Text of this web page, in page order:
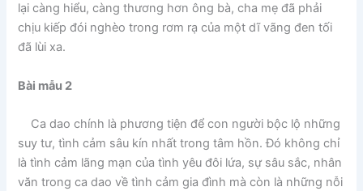
lại càng hiểu, càng thương hơn ông bà, cha mẹ đã phải
chịu kiếp đói nghèo trong rơm rạ của một dĩ vãng đen tối
đã lùi xa.
Bài mẫu 2
Ca dao chính là phương tiện để con người bộc lộ những
suy tư, tình cảm sâu kín nhất trong tâm hồn. Đó không chỉ
là tình cảm lãng mạn của tình yêu đôi lứa, sự sâu sắc, nhân
văn trong ca dao về tình cảm gia đình mà còn là những nỗi